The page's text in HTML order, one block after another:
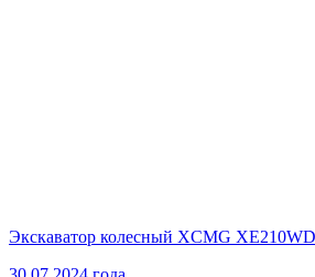
Экскаватор колесный XCMG